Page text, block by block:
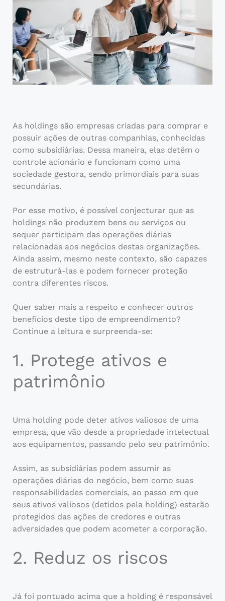
As holdings são empresas criadas para comprar e
possuir ações de outras companhias, conhecidas
como subsidiárias. Dessa maneira, elas detêm o
controle acionário e funcionam como uma
sociedade gestora, sendo primordiais para suas
secundárias.
Por esse motivo, é possível conjecturar que as
holdings não produzem bens ou serviços ou
sequer participam das operações diárias
relacionadas aos negócios destas organizações.
Ainda assim, mesmo neste contexto, são capazes
de estruturá-las e podem fornecer proteção
contra diferentes riscos.
Quer saber mais a respeito e conhecer outros
benefícios deste tipo de empreendimento?
Continue a leitura e surpreenda-se:
1. Protege ativos e
patrimônio
Uma holding pode deter ativos valiosos de uma
empresa, que vão desde a propriedade intelectual
aos equipamentos, passando pelo seu patrimônio.
Assim, as subsidiárias podem assumir as
operações diárias do negócio, bem como suas
responsabilidades comerciais, ao passo em que
seus ativos valiosos (detidos pela holding) estarão
protegidos das ações de credores e outras
adversidades que podem acometer a corporação.
2. Reduz os riscos
Já foi pontuado acima que a holding é responsável